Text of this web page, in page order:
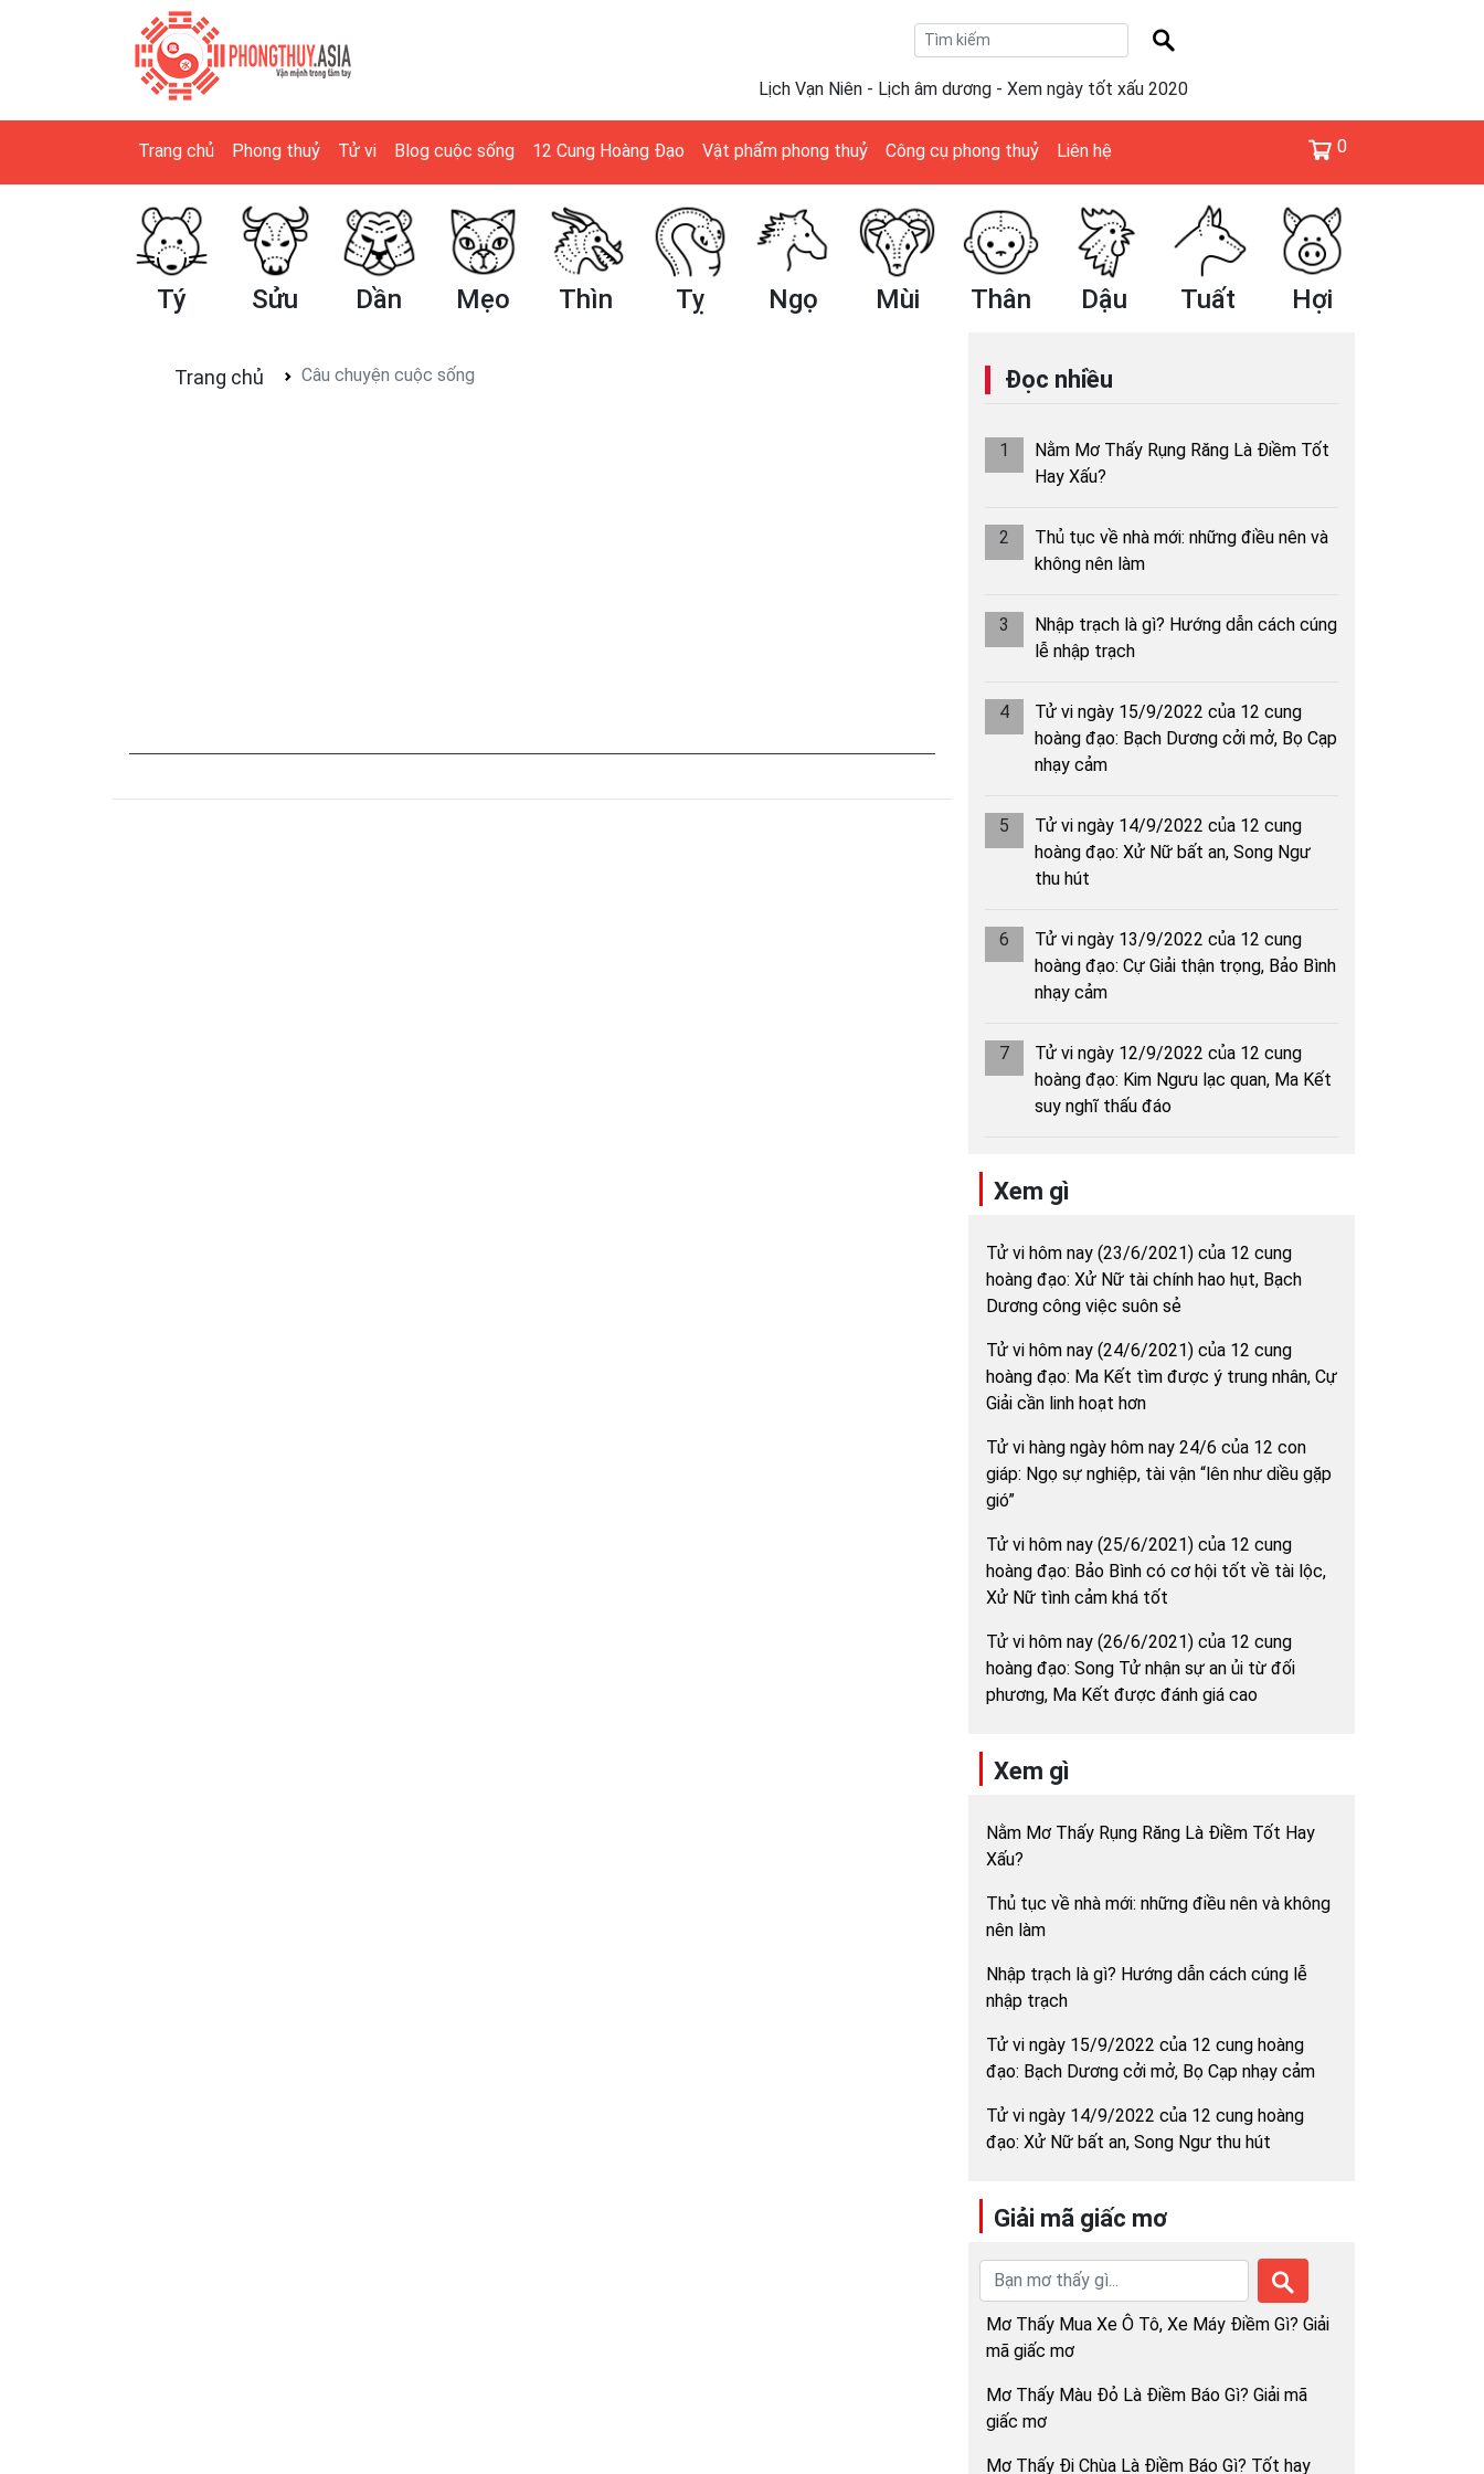
Lịch Vạn Niên - Lịch âm dương - Xem ngày tốt xấu 2020
Trang chủ Phong thuỷ Tử vi Blog cuộc sống 12 Cung Hoàng Đạo Vật phẩm phong thuỷ Công cụ phong thuỷ Liên hệ 0
Sửu Dần Mẹo Thìn Tỵ Ngọ Mùi Thân Dậu Tuất Hợi Tý
Trang chủ Câu chuyện cuộc sống Đọc nhiều
1
Nằm Mơ Thấy Rụng Răng Là Điềm Tốt
Hay Xấu?
2
Thủ tục về nhà mới: những điều nên và
không nên làm
3
Nhập trạch là gì? Hướng dẫn cách cúng
lễ nhập trạch
4
Tử vi ngày 15/9/2022 của 12 cung
hoàng đạo: Bạch Dương cởi mở, Bọ Cạp
nhạy cảm
5
Tử vi ngày 14/9/2022 của 12 cung
hoàng đạo: Xử Nữ bất an, Song Ngư
thu hút
6
Tử vi ngày 13/9/2022 của 12 cung
hoàng đạo: Cự Giải thận trọng, Bảo Bình
nhạy cảm
7
Tử vi ngày 12/9/2022 của 12 cung
hoàng đạo: Kim Ngưu lạc quan, Ma Kết
suy nghĩ thấu đáo
Xem gì
Tử vi hôm nay (23/6/2021) của 12 cung
hoàng đạo: Xử Nữ tài chính hao hụt, Bạch
Dương công việc suôn sẻ
Tử vi hôm nay (24/6/2021) của 12 cung
hoàng đạo: Ma Kết tìm được ý trung nhân, Cự
Giải cần linh hoạt hơn
Tử vi hàng ngày hôm nay 24/6 của 12 con
giáp: Ngọ sự nghiệp, tài vận “lên như diều gặp
gió”
Tử vi hôm nay (25/6/2021) của 12 cung
hoàng đạo: Bảo Bình có cơ hội tốt về tài lộc,
Xử Nữ tình cảm khá tốt
Tử vi hôm nay (26/6/2021) của 12 cung
hoàng đạo: Song Tử nhận sự an ủi từ đối
phương, Ma Kết được đánh giá cao
Xem gì
Nằm Mơ Thấy Rụng Răng Là Điềm Tốt Hay
Xấu?
Thủ tục về nhà mới: những điều nên và không
nên làm
Nhập trạch là gì? Hướng dẫn cách cúng lễ
nhập trạch
Tử vi ngày 15/9/2022 của 12 cung hoàng
đạo: Bạch Dương cởi mở, Bọ Cạp nhạy cảm
Tử vi ngày 14/9/2022 của 12 cung hoàng
đạo: Xử Nữ bất an, Song Ngư thu hút
Giải mã giấc mơ
Mơ Thấy Mua Xe Ô Tô, Xe Máy Điềm Gì? Giải
mã giấc mơ
Mơ Thấy Màu Đỏ Là Điềm Báo Gì? Giải mã
giấc mơ
Mơ Thấy Đi Chùa Là Điềm Báo Gì? Tốt hay